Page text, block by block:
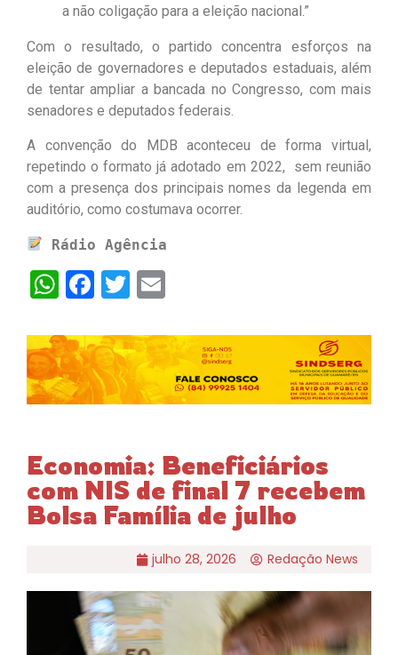
a não coligação para a eleição nacional.”
Com o resultado, o partido concentra esforços na
eleição de governadores e deputados estaduais, além
de tentar ampliar a bancada no Congresso, com mais
senadores e deputados federais.
A convenção do MDB aconteceu de forma virtual,
repetindo o formato já adotado em 2022, sem reunião
com a presença dos principais nomes da legenda em
auditório, como costumava ocorrer.
Rádio Agência
WhatsApp
Facebook
Twitter
Economia: Beneficiários
com NIS de final 7 recebem
Bolsa Família de julho
julho 28, 2026 Redação News